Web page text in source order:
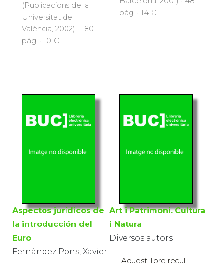
(Publicacions de la
Universitat de
València, 2002) · 180
pàg. · 10 €
pàg. · 14 €
Aspectos jurídicos de
la introducción del
Euro
Fernández Pons, Xavier
Art i Patrimoni. Cultura
i Natura
Diversos autors
"Aquest llibre recull